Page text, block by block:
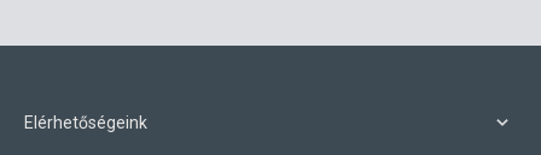
Elérhetőségeink